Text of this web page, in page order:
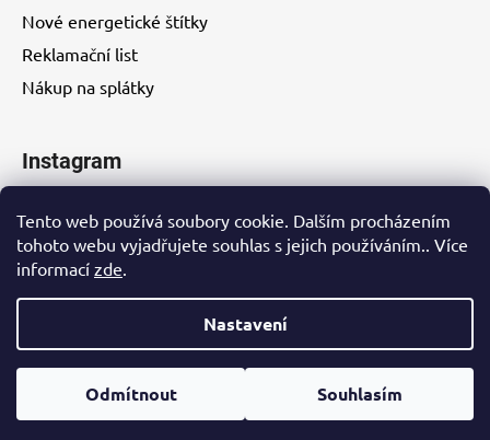
Tento web používá soubory cookie. Dalším procházením
tohoto webu vyjadřujete souhlas s jejich používáním.. Více
informací zde.
Nastavení
Odmítnout Souhlasím
Nové energetické štítky
Reklamační list
Nákup na splátky
Instagram
Vytvořil Shoptet
Copyright 2026
. Všechna práva
vyhrazena.Upravit nastavení cookies